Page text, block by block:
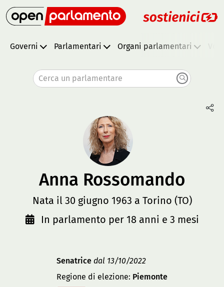
Governi Parlamentari Organi parlamentari
Cerca un parlamentare
Anna Rossomando
Nata il 30 giugno 1963 a Torino (TO)
In parlamento per 18 anni e 3 mesi
Senatrice dal 13/10/2022
Regione di elezione: Piemonte